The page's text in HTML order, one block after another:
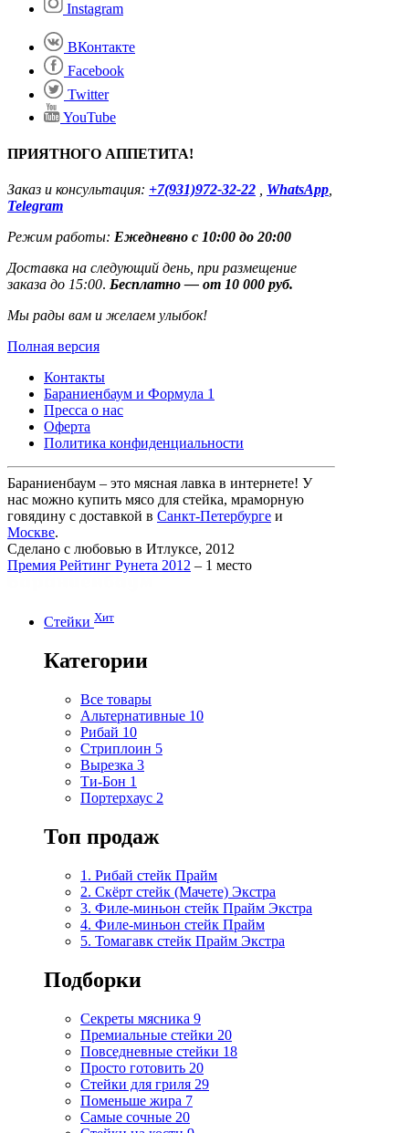
Instagram
ВКонтакте
Facebook
Twitter
YouTube
ПРИЯТНОГО АППЕТИТА!
Заказ и консультация: +7(931)972-32-22 WhatsApp
Telegram
Режим работы: Ежедневно с 10:00 до 20:00
Доставка на следующий день, при размещение
заказа до 15:00. Бесплатно — от 10 000 руб.
Мы рады вам и желаем улыбок!
Полная версия
Контакты
Бараниенбаум и Формула 1
Пресса о нас
Оферта
Политика конфиденциальности
Бараниенбаум – это мясная лавка в интернете! У
нас можно купить мясо для стейка, мраморную
говядину с доставкой в Санкт-Петербурге и
Москве.
Сделано с любовью в Итлуксе, 2012
Премия Рейтинг Рунета 2012 – 1 место
Стейки Хит
Категории
Все товары
Альтернативные 10
Рибай 10
Стриплоин 5
Вырезка 3
Ти-Бон 1
Портерхаус 2
Топ продаж
1. Рибай cтейк Прайм
2. Скёрт стейк (Мачете) Экстра
3. Филе-миньон стейк Прайм Экстра
4. Филе-миньон стейк Прайм
5. Томагавк стейк Прайм Экстра
Подборки
Секреты мясника 9
Премиальные стейки 20
Повседневные стейки 18
Просто готовить 20
Стейки для гриля 29
Поменьше жира 7
Самые сочные 20